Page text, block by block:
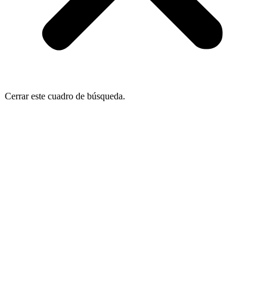
Cerrar este cuadro de búsqueda.